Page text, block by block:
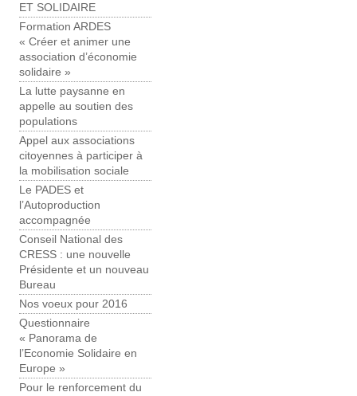
ET SOLIDAIRE
Formation ARDES
« Créer et animer une
association d’économie
solidaire »
La lutte paysanne en
appelle au soutien des
populations
Appel aux associations
citoyennes à participer à
la mobilisation sociale
Le PADES et
l’Autoproduction
accompagnée
Conseil National des
CRESS : une nouvelle
Présidente et un nouveau
Bureau
Nos voeux pour 2016
Questionnaire
« Panorama de
l’Economie Solidaire en
Europe »
Pour le renforcement du